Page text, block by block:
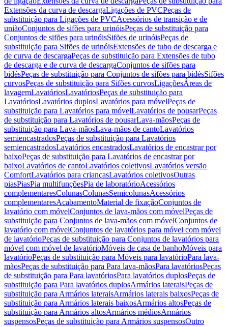
Extensões da curva de descargaLigações de PVCPeças de
substituição para Ligações de PVCAcessórios de transição e de
uniãoConjuntos de sifões para urinóisPeças de substituição para
Conjuntos de sifões para urinóisSifões de urinóisPeças de
substituição para Sifões de urinóisExtensões de tubo de descarga e
de curva de descargaPeças de substituição para Extensões de tubo
de descarga e de curva de descargaConjuntos de sifões para
bidésPeças de substituição para Conjuntos de sifões para bidésSifões
curvosPeças de substituição para Sifões curvosLigaçõesÁreas de
lavagemLavatóriosLavatóriosPeças de substituição para
LavatóriosLavatórios duplosLavatórios para móvelPeças de
substituição para Lavatórios para móvelLavatórios de pousarPeças
de substituição para Lavatórios de pousarLava-mãosPeças de
substituição para Lava-mãosLava-mãos de cantoLavatórios
semiencastradosPeças de substituição para Lavatórios
semiencastradosLavatórios encastradosLavatórios de encastrar por
baixoPeças de substituição para Lavatórios de encastrar por
baixoLavatórios de cantoLavatórios coletivosLavatórios versão
ComfortLavatórios para criançasLavatórios coletivosOutras
piasPiasPia multifunçõesPia de laboratórioAcessórios
complementaresColunasColunasSemicolunasAcessórios
complementaresAcabamentoMaterial de fixaçãoConjuntos de
lavatório com móvelConjuntos de lava-mãos com móvelPeças de
substituição para Conjuntos de lava-mãos com móvelConjuntos de
lavatório com móvelConjuntos de lavatórios para móvel com móvel
de lavatórioPeças de substituição para Conjuntos de lavatórios para
móvel com móvel de lavatórioMóveis de casa de banhoMóveis para
lavatórioPeças de substituição para Móveis para lavatórioPara lava-
mãosPeças de substituição para Para lava-mãosPara lavatóriosPeças
de substituição para Para lavatóriosPara lavatórios duplosPeças de
substituição para Para lavatórios duplosArmários lateraisPeças de
substituição para Armários lateraisArmários laterais baixosPeças de
substituição para Armários laterais baixosArmários altosPeças de
substituição para Armários altosArmários médiosArmários
suspensosPeças de substituição para Armários suspensosOutro